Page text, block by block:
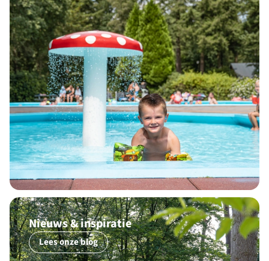
Nieuws & inspiratie
Lees onze blog